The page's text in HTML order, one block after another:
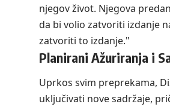
njegov život. Njegova
da bi volio zatvoriti izdanje
zatvoriti to izdanje."
Planirani Ažuriranja i
Uprkos svim preprekama,
uključivati nove sadržaje,